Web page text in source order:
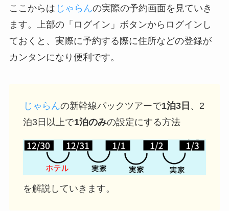
ここからは じゃらんの実際の予約画面を見ていき
ます。上部の「ログイン」ボタンからログインし
ておくと、実際に予約する際に住所などの登録が
カンタンになり便利です。
じゃらんの新幹線パックツアーで1泊3日 、2
泊3日以上で1泊のみの設定にする方法
を解説していきます。